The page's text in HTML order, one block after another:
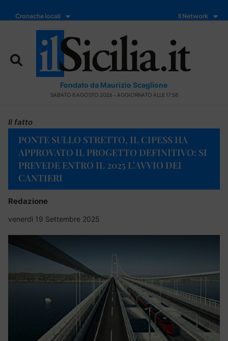
Cronache locali Il Network
Fondato da Maurizio Scaglione
SABATO 8 AGOSTO 2026 - AGGIORNATO ALLE 17:58
Il fatto
PONTE SULLO STRETTO, IL CIPESS HA
APPROVATO IL PROGETTO DEFINITIVO: SI
PREVEDE ENTRO IL 2025 L’AVVIO DEI
CANTIERI
Redazione
venerdì 19 Settembre 2025